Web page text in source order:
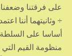
على فرقتنا
÷ وثانيتهما أننا
أساسا على السلطة
منظومة القيم